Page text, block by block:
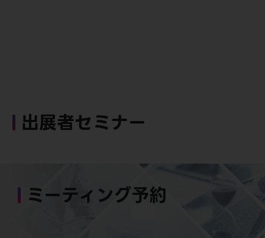
出展者セミナー
ミーティング予約